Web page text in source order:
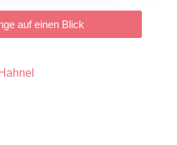
auf einen Blick